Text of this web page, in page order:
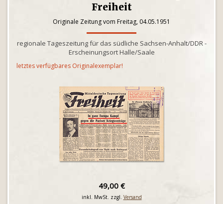
Freiheit
Originale Zeitung vom Freitag, 04.05.1951
regionale Tageszeitung für das südliche Sachsen-Anhalt/DDR -
Erscheinungsort Halle/Saale
letztes verfügbares Originalexemplar!
49,00 €
inkl. MwSt. zzgl. Versand